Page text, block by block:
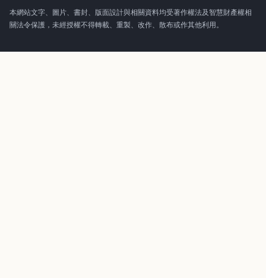
本網站文字、圖片、書封、版面設計與相關資料均受著作權法及智慧財產權相
關法令保護，未經授權不得轉載、重製、改作、散布或作其他利用。